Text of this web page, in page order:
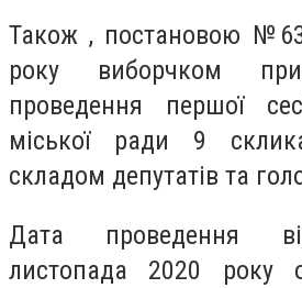
Також , постановою
року виборчком
проведення першої
міської ради 9
складом депутатів та
Дата проведення
листопада 2020